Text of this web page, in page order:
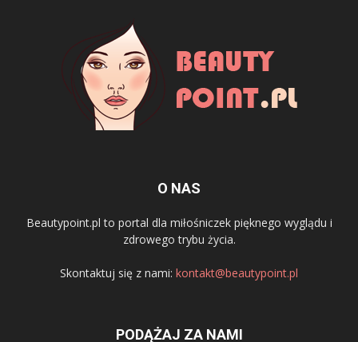
O NAS
Beautypoint.pl to portal dla miłośniczek pięknego wyglądu i
zdrowego trybu życia.
Skontaktuj się z nami: kontakt@beautypoint.pl
PODĄŻAJ ZA NAMI